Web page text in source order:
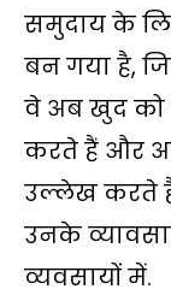
समुदाय के
बन गया है,
वे अब खुद को
करते हैं और
उल्लेख करते हैं,
उनके
व्यवसायों में.